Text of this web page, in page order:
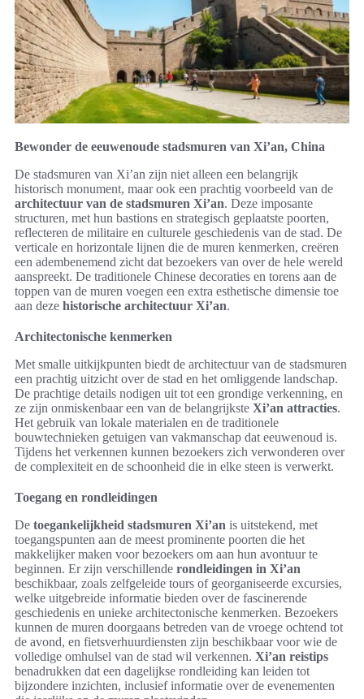
Bewonder de eeuwenoude stadsmuren van Xi’an, China
De stadsmuren van Xi’an zijn niet alleen een belangrijk
historisch monument, maar ook een prachtig voorbeeld van de
architectuur van de stadsmuren Xi’an. Deze imposante
structuren, met hun bastions en strategisch geplaatste poorten,
reflecteren de militaire en culturele geschiedenis van de stad. De
verticale en horizontale lijnen die de muren kenmerken, creëren
een adembenemend zicht dat bezoekers van over de hele wereld
aanspreekt. De traditionele Chinese decoraties en torens aan de
toppen van de muren voegen een extra esthetische dimensie toe
aan deze historische architectuur Xi’an.
Architectonische kenmerken
Met smalle uitkijkpunten biedt de architectuur van de stadsmuren
een prachtig uitzicht over de stad en het omliggende landschap.
De prachtige details nodigen uit tot een grondige verkenning, en
ze zijn onmiskenbaar een van de belangrijkste Xi’an attracties.
Het gebruik van lokale materialen en de traditionele
bouwtechnieken getuigen van vakmanschap dat eeuwenoud is.
Tijdens het verkennen kunnen bezoekers zich verwonderen over
de complexiteit en de schoonheid die in elke steen is verwerkt.
Toegang en rondleidingen
De toegankelijkheid stadsmuren Xi’an is uitstekend, met
toegangspunten aan de meest prominente poorten die het
makkelijker maken voor bezoekers om aan hun avontuur te
beginnen. Er zijn verschillende rondleidingen in Xi’an
beschikbaar, zoals zelfgeleide tours of georganiseerde excursies,
welke uitgebreide informatie bieden over de fascinerende
geschiedenis en unieke architectonische kenmerken. Bezoekers
kunnen de muren doorgaans betreden van de vroege ochtend tot
de avond, en fietsverhuurdiensten zijn beschikbaar voor wie de
volledige omhulsel van de stad wil verkennen. Xi’an reistips
benadrukken dat een dagelijkse rondleiding kan leiden tot
bijzondere inzichten, inclusief informatie over de evenementen